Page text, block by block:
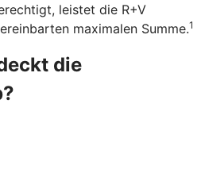
leistet die R+V
maximalen Summe.1
die